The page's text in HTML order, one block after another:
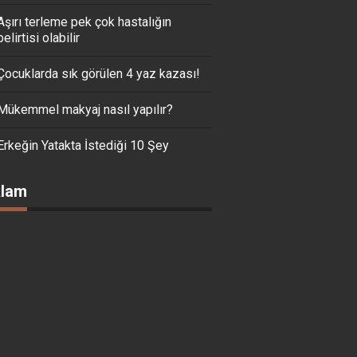
terleme pek çok hastalığın
olabilir
sık görülen 4 yaz kazası!
makyaj nasıl yapılır?
Yatakta İstediği 10 Şey